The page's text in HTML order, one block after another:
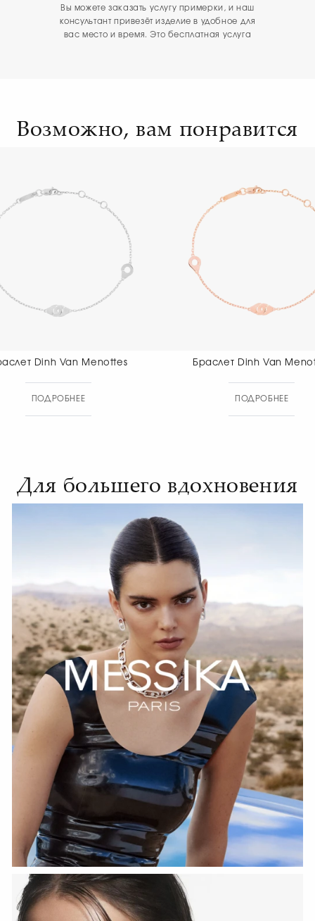
Вы можете заказать услугу примерки, и наш
консультант привезёт изделие в удобное для
вас место и время. Это бесплатная услуга
Возможно, вам понравится
Браслет Dinh Van Menottes
Браслет
Для большего вдохновения
Переместить одно проложенное